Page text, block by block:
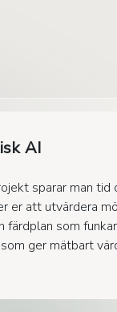
AI
sparar man tid
er att utvärdera
som
ger mätbart